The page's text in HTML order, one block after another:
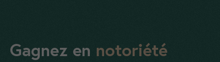
Gagnez en notoriété